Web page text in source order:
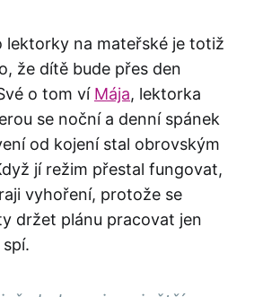
lektorky na mateřské je totiž
že dítě bude přes den
o tom ví Mája, lektorka
se noční a denní spánek
od kojení stal obrovským
jí režim přestal fungovat,
vyhoření, protože se
držet plánu pracovat jen